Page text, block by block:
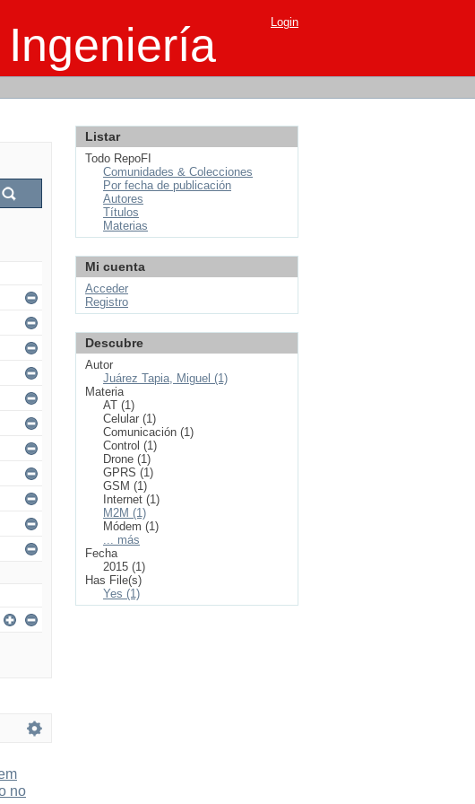
Login
no
Listar
Todo RepoFI
Comunidades & Colecciones
Por fecha de publicación
Autores
Títulos
Materias
Mi cuenta
Acceder
Registro
Descubre
Autor
Juárez Tapia, Miguel (1)
Materia
AT (1)
Celular (1)
Comunicación (1)
Control (1)
Drone (1)
GPRS (1)
GSM (1)
Internet (1)
M2M (1)
Módem (1)
... más
Fecha
2015 (1)
Has File(s)
Yes (1)